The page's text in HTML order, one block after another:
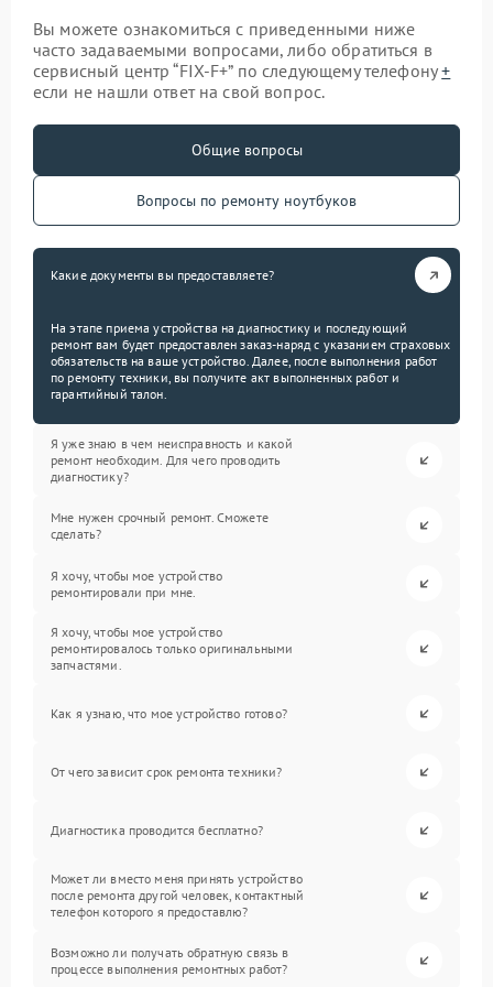
Вы можете ознакомиться с приведенными ниже
часто задаваемыми вопросами, либо обратиться в
сервисный центр “FIX-F+” по следующему телефону+
если не нашли ответ на свой вопрос.
Общие вопросы
Вопросы по ремонту ноутбуков
Какие документы вы предоставляете?
На этапе приема устройства на диагностику и последующий
ремонт вам будет предоставлен заказ-наряд с указанием страховых
обязательств на ваше устройство. Далее, после выполнения работ
по ремонту техники, вы получите акт выполненных работ и
гарантийный талон.
Я уже знаю в чем неисправность и какой
ремонт необходим. Для чего проводить
диагностику?
Мне нужен срочный ремонт. Сможете
сделать?
Я хочу, чтобы мое устройство
ремонтировали при мне.
Я хочу, чтобы мое устройство
ремонтировалось только оригинальными
запчастями.
Как я узнаю, что мое устройство готово?
От чего зависит срок ремонта техники?
Диагностика проводится бесплатно?
Может ли вместо меня принять устройство
после ремонта другой человек, контактный
телефон которого я предоставлю?
Возможно ли получать обратную связь в
процессе выполнения ремонтных работ?